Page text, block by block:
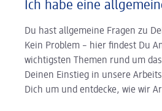
Ich habe eine
Du hast allgemeine Fragen zu
Kein Problem – hier findest Du
wichtigsten Themen rund um
Deinen Einstieg in unsere
Dich um und entdecke, wie wir